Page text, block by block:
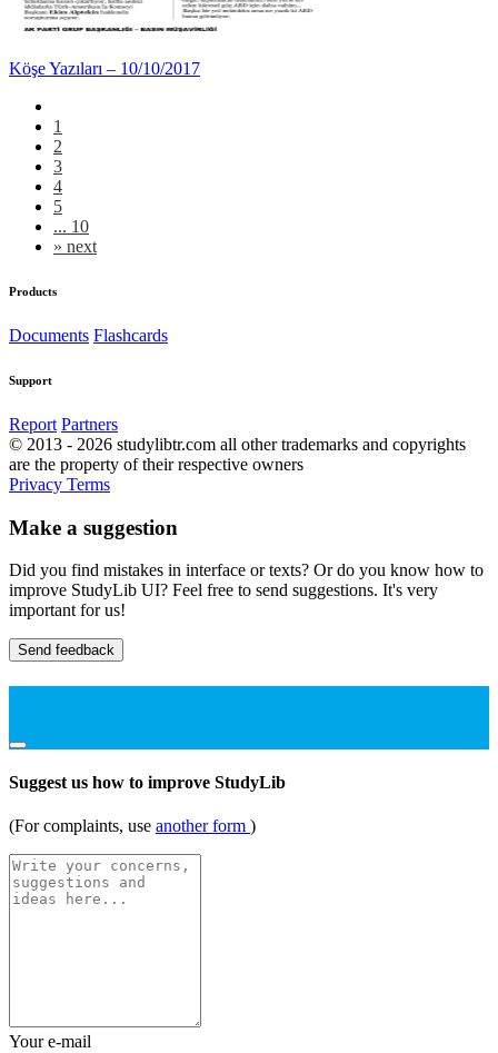
Köşe Yazıları – 10/10/2017
1
2
3
4
5
... 10
» next
Products
Documents Flashcards
Support
Report Partners
© 2013 - 2026 studylibtr.com all other trademarks and copyrights
are the property of their respective owners
Privacy Terms
Make a suggestion
Did you find mistakes in interface or texts? Or do you know how to
improve StudyLib UI? Feel free to send suggestions. It's very
important for us!
Send feedback
Suggest us how to improve StudyLib
(For complaints, use another form )
Your e-mail